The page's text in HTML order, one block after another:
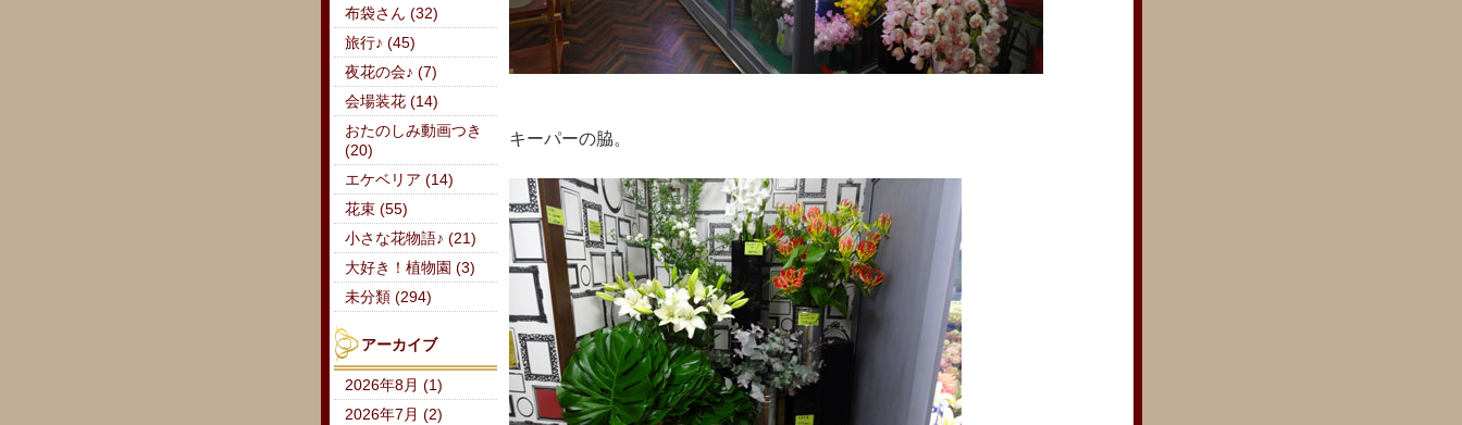
キーパーの脇。
布袋さん (32)
旅行♪ (45)
夜花の会♪ (7)
会場装花 (14)
おたのしみ動画つき
(20)
エケベリア (14)
花束 (55)
小さな花物語♪ (21)
大好き！植物園 (3)
未分類 (294)
アーカイブ
2026年8月 (1)
2026年7月 (2)